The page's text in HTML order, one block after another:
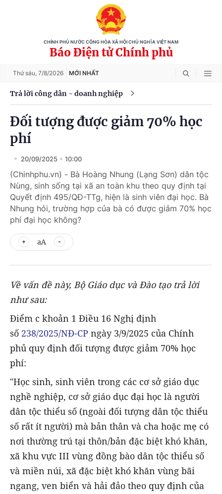
CHÍNH PHỦ NƯỚC CỘNG HÒA XÃ HỘI CHỦ NGHĨA VIỆT NAM
Báo Điện tử Chính phủ
Thứ sáu, 7/8/2026 MỚI NHẤT
Trả lời công dân - doanh nghiệp
Đối tượng được giảm 70% học
phí
20/09/2025 10:00
(Chinhphu.vn) - Bà Hoàng Nhung (Lạng Sơn) dân tộc
Nùng, sinh sống tại xã an toàn khu theo quy định tại
Quyết định 495/QĐ-TTg, hiện là sinh viên đại học. Bà
Nhung hỏi, trường hợp của bà có được giảm 70% học
phí đại học không?
aA
Về vấn đề này, Bộ Giáo dục và Đào tạo trả lời
như sau:
Điểm c khoản 1 Điều 16 Nghị định
số 238/2025/NĐ-CP ngày 3/9/2025 của Chính
phủ quy định đối tượng được giảm 70% học
phí:
"Học sinh, sinh viên trong các cơ sở giáo dục
nghề nghiệp, cơ sở giáo dục đại học là người
dân tộc thiểu số (ngoài đối tượng dân tộc thiểu
số rất ít người) mà bản thân và cha hoặc mẹ có
nơi thường trú tại thôn/bản đặc biệt khó khăn,
xã khu vực III vùng đồng bào dân tộc thiểu số
và miền núi, xã đặc biệt khó khăn vùng bãi
ngang, ven biển và hải đảo theo quy định của